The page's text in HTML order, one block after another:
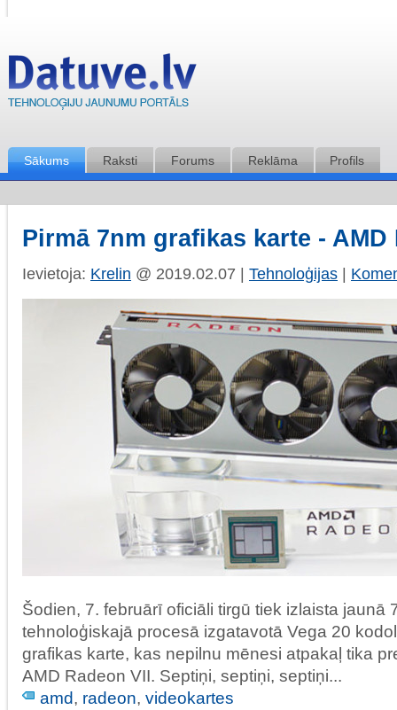
Sākums Raksti Forums Reklāma Profils
Pirmā 7nm grafikas karte - AMD
Ievietoja: Krelin @ 2019.02.07 | Tehnoloģijas
Šodien, 7. februārī oficiāli tirgū tiek izlaista jaunā
tehnoloģiskajā procesā izgatavotā Vega 20
grafikas karte, kas nepilnu mēnesi atpakaļ tika
AMD Radeon VII. Septiņi, septiņi, septiņi...
amd, radeon, videokartes